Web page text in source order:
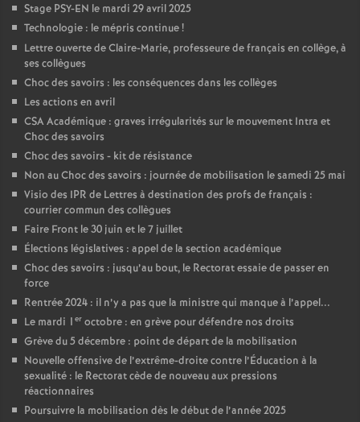
Stage PSY-EN le mardi 29 avril 2025
Technologie : le mépris continue!
Lettre ouverte de Claire-Marie, professeure de français en collège, à
ses collègues
Choc des savoirs : les conséquences dans les collèges
Les actions en avril
CSA Académique : graves irrégularités sur le mouvement Intra et
Choc des savoirs
Choc des savoirs - kit de résistance
Non au Choc des savoirs : journée de mobilisation le samedi 25 mai
Visio des IPR de Lettres à destination des profs de français :
courrier commun des collègues
Faire Front le 30 juin et le 7 juillet
Élections législatives : appel de la section académique
Choc des savoirs : jusqu’au bout, le Rectorat essaie de passer en
force
Rentrée 2024 : il n’y a pas que la ministre qui manque à l’appel...
Le mardi 1 er octobre : en grève pour défendre nos droits
Grève du 5 décembre : point de départ de la mobilisation
Nouvelle offensive de l’extrême-droite contre l’Éducation à la
sexualité : le Rectorat cède de nouveau aux pressions
réactionnaires
Poursuivre la mobilisation dès le début de l’année 2025